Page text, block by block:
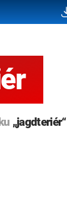
„jagdteriér“